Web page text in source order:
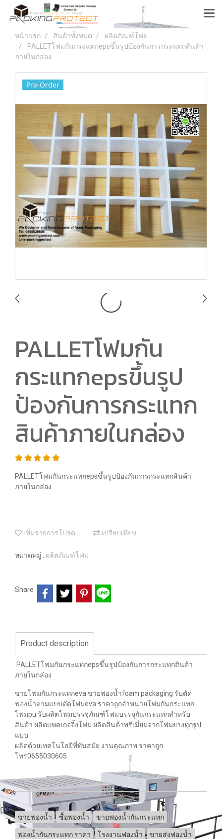
หน้าแรก สินค้าทั้งหมด
ผลิตภัณฑ์โฟม
PALLETโฟมกันกระแทกepsขึ้นรูปป้องกันการกระแทกสินค้า
ภายในกล่อง
Pre-Order
PALLETโฟมกัน
กระแทกepsขึ้นรูป
ป้องกันการกระแทก
สินค้าภายในกล่อง
PALLETโฟมกันกระแทกepsขึ้นรูปป้องกันการกระแทกสินค้า
ภายในกล่อง
เพิ่มรายการโปรด เปรียบเทียบ
หมวดหมู่ : ผลิตภัณฑ์โฟม
Share
Product description
PALLETโฟมกันกระแทกepsขึ้นรูปป้องกันการกระแทกสินค้า
ภายในกล่อง
ขายโฟมกันกระแทกeva ขายฟองน้ำfoam packaging รับตัด
ฟองน้ำตามแบบตัดโฟมeva ราคาถูกจำหน่ายโฟมกันกระแทก
โฟมpu รับผลิตโฟมบรรจุภัณฑ์โฟมบรรจุกันกระแทกสำหรับ
สินค้า ผลิตแพคเกจจิ้งโฟม ผลิตสินค้าพรีเมี่ยมจากโฟมยางทุกรูป
แบบ
ผลิตด้วยเทคโนโลยีที่ทันสมัย งานคุณภาพ ราคาถูก
โทร0655030605
ขายฟองน้ำ ซื้อฟองน้ำ ขายฟองน้ำกันกระแทก
ฟองน้ำกันกระแทก ราคา โรงงานฟองน้ำ ขายส่งฟองน้ำ